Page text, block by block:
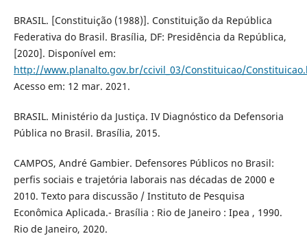
BRASIL. [Constituição (1988)]. Constituição da República
Federativa do Brasil. Brasília, DF: Presidência da República,
[2020]. Disponível em:
http://www.planalto.gov.br/ccivil_03/Constituicao/
Acesso em: 12 mar. 2021.
BRASIL. Ministério da Justiça. IV Diagnóstico da Defensoria
Pública no Brasil. Brasília, 2015.
CAMPOS, André Gambier. Defensores Públicos no Brasil:
perfis sociais e trajetória laborais nas décadas de 2000 e
2010. Texto para discussão / Instituto de Pesquisa
Econômica Aplicada.- Brasília : Rio de Janeiro : Ipea , 1990.
Rio de Janeiro, 2020.